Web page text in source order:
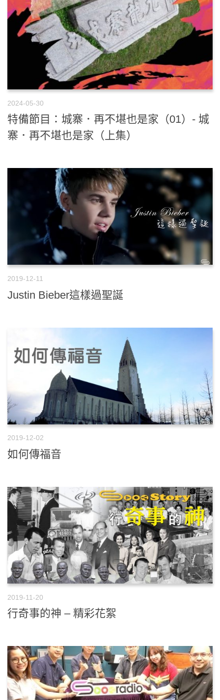
2024-05-30
特備節目：城寨．再不堪也是家（01）- 城
寨．再不堪也是家（上集）
2019-12-11
Justin Bieber這樣過聖誕
2019-12-02
如何傳福音
2019-11-20
行奇事的神 – 精彩花絮